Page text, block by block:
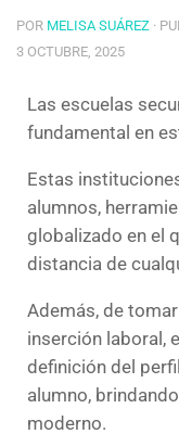
POR MELISA SUÁREZ ·
3 OCTUBRE, 2025
Las escuelas
fundamental en
Estas
alumnos,
globalizado en el
distancia de
Además, de
inserción laboral,
definición del
alumno,
moderno.